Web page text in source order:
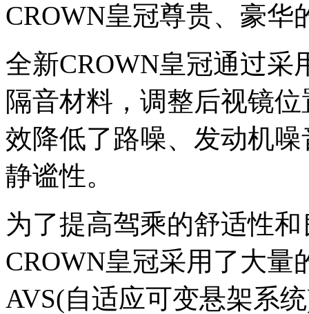
CROWN皇冠尊贵、豪华
全新CROWN皇冠通过
隔音材料，调整后视镜
效降低了路噪、发动机
静谧性。
为了提高驾乘的舒适性
CROWN皇冠采用了大
AVS(自适应可变悬架系